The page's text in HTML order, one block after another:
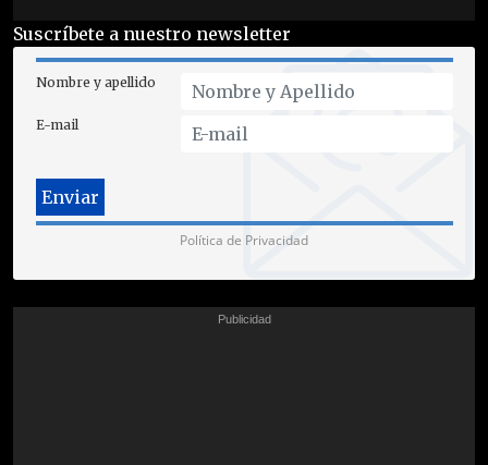
Suscríbete a nuestro newsletter
Nombre y apellido
E-mail
Política de Privacidad